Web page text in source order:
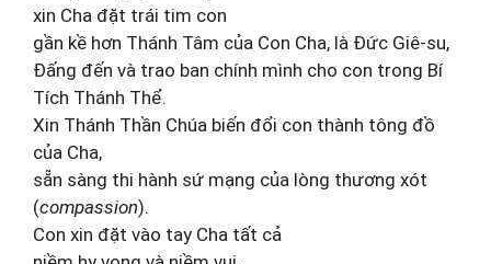
xin Cha đặt trái tim con
gần kề hơn Thánh Tâm của Con Cha, là Đức Giê-su,
Đấng đến và trao ban chính mình cho con trong Bí
Tích Thánh Thể.
Xin Thánh Thần Chúa biến đổi con thành tông đồ
của Cha,
sẵn sàng thi hành sứ mạng của lòng thương xót
(compassion).
Con xin đặt vào tay Cha tất cả